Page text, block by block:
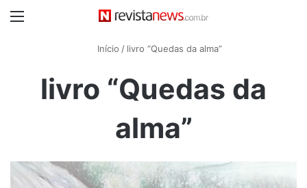
Início / livro “Quedas da alma”
livro “Quedas da
alma”